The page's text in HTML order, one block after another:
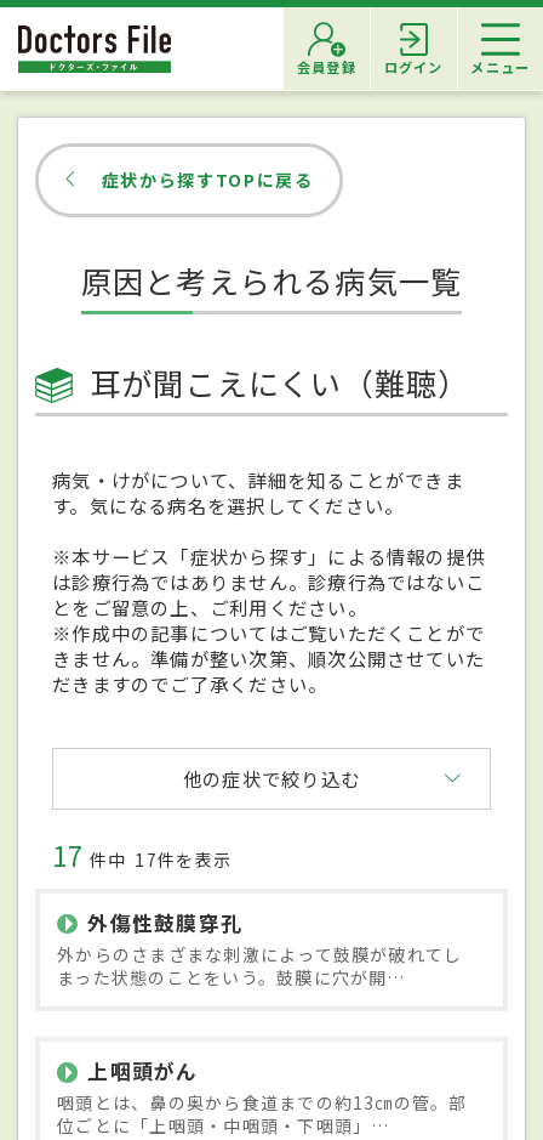
会員登録 ログイン メニュー
症状から探すTOPに戻る
原因と考えられる病気一覧
耳が聞こえにくい（難聴）
病気・けがについて、詳細を知ることができま
す。気になる病名を選択してください。
※本サービス「症状から探す」による情報の提供
は診療行為ではありません。診療行為ではないこ
とをご留意の上、ご利用ください。
※作成中の記事についてはご覧いただくことがで
きません。準備が整い次第、順次公開させていた
だきますのでご了承ください。
他の症状で絞り込む
17 件中 17件を表示
外傷性鼓膜穿孔
外からのさまざまな刺激によって鼓膜が破れてし
まった状態のことをいう。鼓膜に穴が開…
上咽頭がん
咽頭とは、鼻の奥から食道までの約13㎝の管。部
位ごとに「上咽頭・中咽頭・下咽頭」…